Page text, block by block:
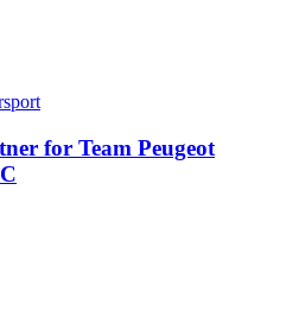
for Team Peugeot